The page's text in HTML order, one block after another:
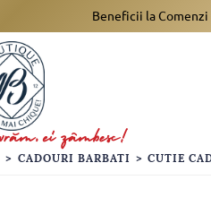
Beneficii la Comenzi
> CADOURI BARBATI > CUTIE